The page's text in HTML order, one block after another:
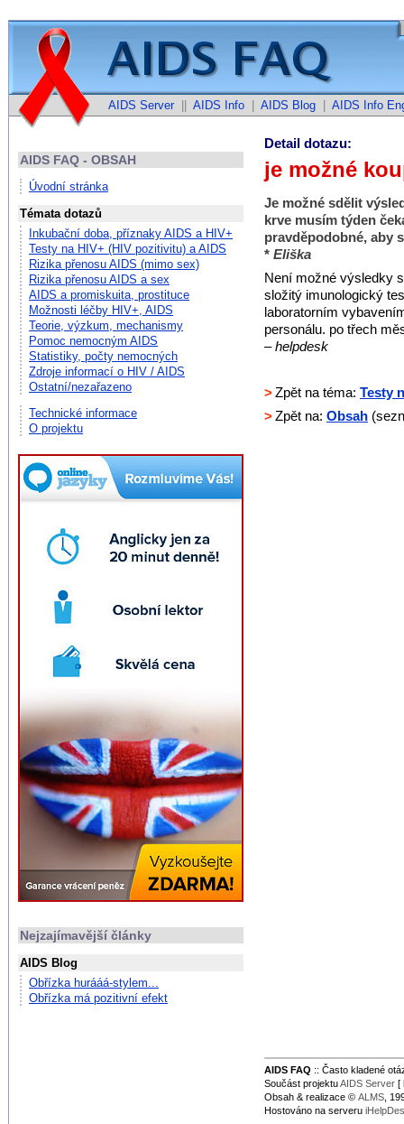
AIDS Server AIDS Info AIDS Blog AIDS Info
AIDS FAQ - OBSAH
Úvodní stránka
Témata dotazů
Inkubační doba, příznaky AIDS a HIV+
Testy na HIV+ (HIV pozitivitu) a AIDS
Rizika přenosu AIDS (mimo sex)
Rizika přenosu AIDS a sex
AIDS a promiskuita, prostituce
Možnosti léčby HIV+, AIDS
Teorie, výzkum, mechanismy
Pomoc nemocným AIDS
Statistiky, počty nemocných
Zdroje informací o HIV / AIDS
Ostatní/nezařazeno
Technické informace
O projektu
Nejzajímavější články
AIDS Blog
Obřízka hurááá-stylem...
Obřízka má pozitivní efekt
Detail dotazu:
je možné
Je možné sdělit
krve musím týden
pravděpodobné, aby
* Eliška
Není možné výsledky
složitý imunologický
laboratorním
personálu. po třech
– helpdesk
>Zpět na téma: Testy
>Zpět na: Obsah
AIDS FAQ :: Často kladené
Součást projektuAIDS Server [
Obsah & realizace © ALMS ,
Hostováno na serveru